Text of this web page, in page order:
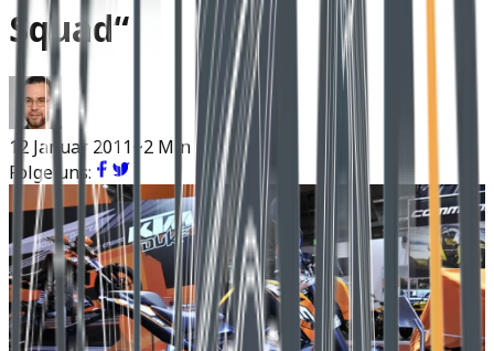
Squad“
12 Januar 2011~2 Min Lesen
Folge uns: